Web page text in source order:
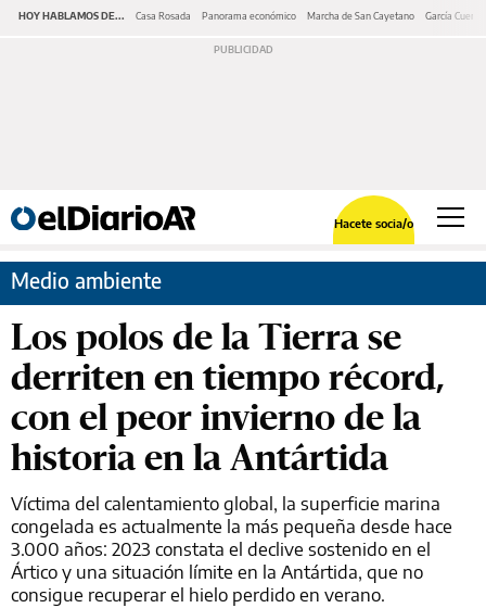
HOY HABLAMOS DE... Casa Rosada Panorama económico Marcha de San Cayetano García Cuerva
Hacete socia/o
Medio ambiente
Los polos de la Tierra se
derriten en tiempo récord,
con el peor invierno de la
historia en la Antártida
Víctima del calentamiento global, la superficie marina
congelada es actualmente la más pequeña desde hace
3.000 años: 2023 constata el declive sostenido en el
Ártico y una situación límite en la Antártida, que no
consigue recuperar el hielo perdido en verano.